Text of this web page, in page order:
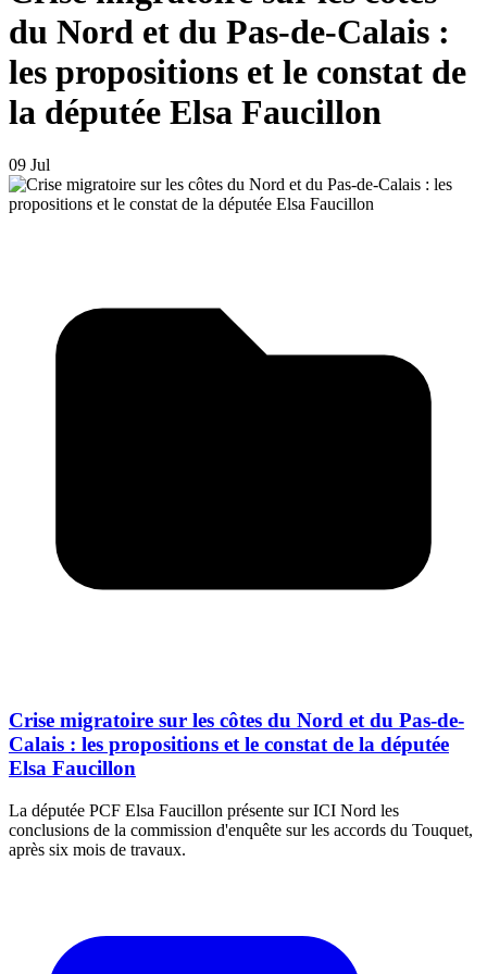
du Nord et du Pas-de-Calais :
les propositions et le constat de
la députée Elsa Faucillon
09 Jul
Crise migratoire sur les côtes du Nord et du Pas-de-
Calais : les propositions et le constat de la députée
Elsa Faucillon
La députée PCF Elsa Faucillon présente sur ICI Nord les
conclusions de la commission d'enquête sur les accords du Touquet,
après six mois de travaux.